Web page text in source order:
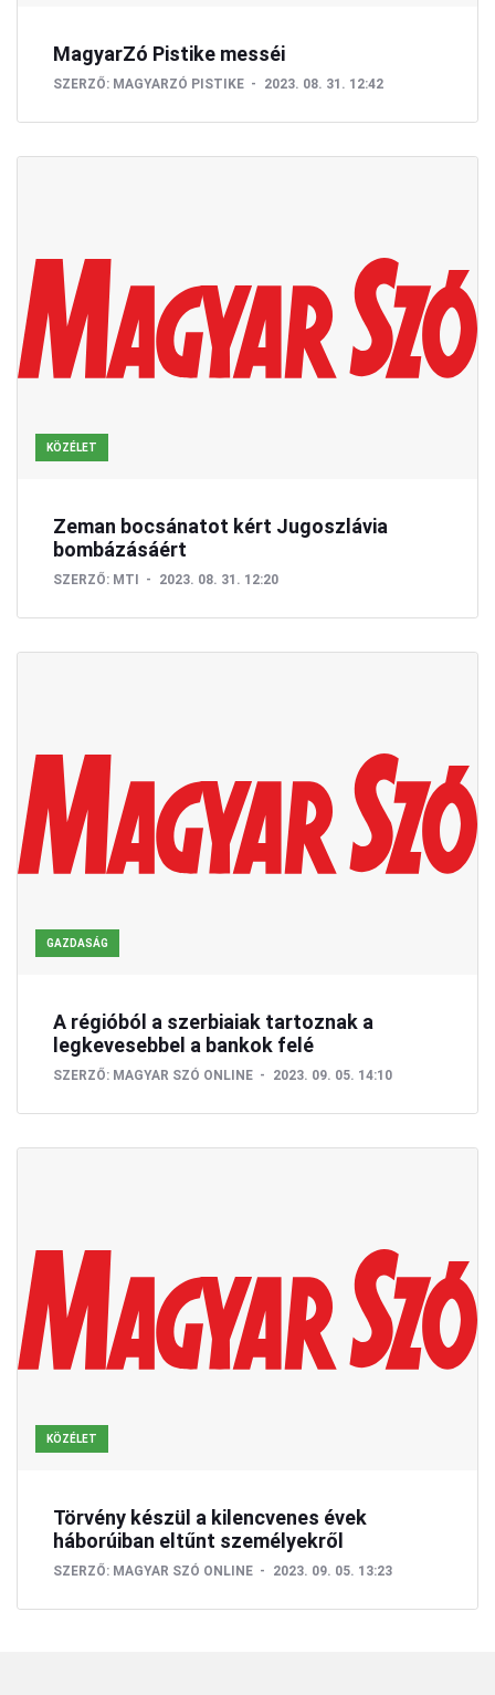
MagyarZó Pistike messéi
SZERZŐ: MAGYARZÓ PISTIKE 2023. 08. 31. 12:42
KÖZÉLET
Zeman bocsánatot kért Jugoszlávia
bombázásáért
SZERZŐ: MTI 2023. 08. 31. 12:20
GAZDASÁG
A régióból a szerbiaiak tartoznak a
legkevesebbel a bankok felé
SZERZŐ: MAGYAR SZÓ ONLINE 2023. 09. 05. 14:10
KÖZÉLET
Törvény készül a kilencvenes évek
háborúiban eltűnt személyekről
SZERZŐ: MAGYAR SZÓ ONLINE 2023. 09. 05. 13:23